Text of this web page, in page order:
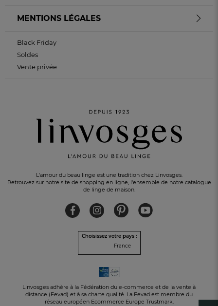
L'amour du beau linge est une tradition chez Linvosges.
Retrouvez sur notre site de shopping en ligne, l'ensemble de notre catalogue
de linge de maison.
Choisissez votre pays :
France
Linvosges adhère à la Fédération du e-commerce et de la vente à
distance (Fevad) et à sa charte qualité. La Fevad est membre du
réseau européen Ecommerce Europe Trustmark.
MENTIONS LÉGALES
Black Friday
Soldes
Vente privée